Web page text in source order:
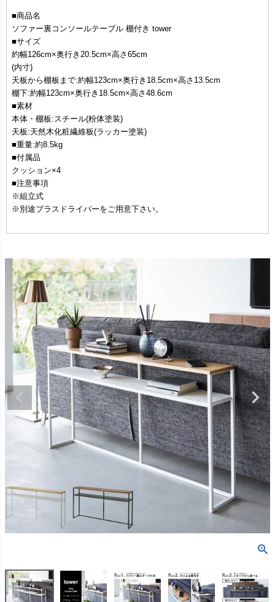
■商品名
ソファー裏コンソールテーブル 棚付き tower
■サイズ
約幅126cm×奥行き20.5cm×高さ65cm
(内寸)
天板から棚板まで:約幅123cm×奥行き18.5cm×高さ13.5cm
棚下:約幅123cm×奥行き18.5cm×高さ48.6cm
■素材
本体・棚板:スチール(粉体塗装)
天板:天然木化粧繊維板(ラッカー塗装)
■重量:約8.5kg
■付属品
クッション×4
■注意事項
※組立式
※別途プラスドライバーをご用意下さい。